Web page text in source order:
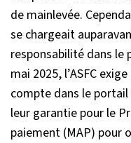
de mainlevée.
se chargeait
responsabilité dans le
mai 2025, l’ASFC
compte dans le portail
leur garantie pour le
paiement (MAP) pour